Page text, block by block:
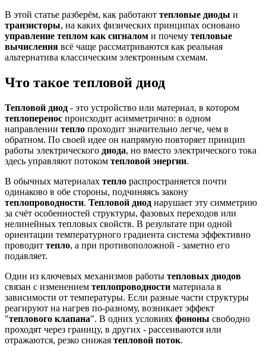
В этой статье разберём, как работают тепловые диоды и
транзисторы, на каких физических принципах основано
управление теплом как сигналом и почему тепловые
вычисления всё чаще рассматриваются как реальная
альтернатива классическим электронным схемам.
Что такое тепловой диод
Тепловой диод - это устройство или материал, в котором
теплоперенос происходит асимметрично: в одном
направлении тепло проходит значительно легче, чем в
обратном. По своей идее он напрямую повторяет принцип
работы электрического диода, но вместо электрического тока
здесь управляют потоком тепловой энергии.
В обычных материалах тепло распространяется почти
одинаково в обе стороны, подчиняясь закону
теплопроводности. Тепловой диод нарушает эту симметрию
за счёт особенностей структуры, фазовых переходов или
нелинейных тепловых свойств. В результате при одной
ориентации температурного градиента система эффективно
проводит тепло, а при противоположной - заметно его
подавляет.
Один из ключевых механизмов работы тепловых диодов
связан с изменением теплопроводности материала в
зависимости от температуры. Если разные части структуры
реагируют на нагрев по-разному, возникает эффект
"теплового клапана". В одних условиях фононы свободно
проходят через границу, в других - рассеиваются или
отражаются, резко снижая тепловой поток.